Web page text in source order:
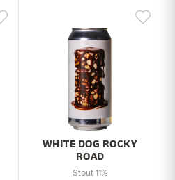
WHITE DOG ROCKY
ROAD
Stout 11%